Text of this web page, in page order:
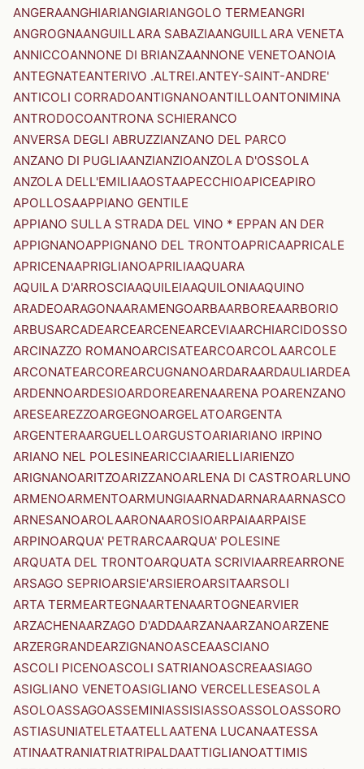
ANGERAANGHIARIANGIARIANGOLO TERMEANGRI
ANGROGNAANGUILLARA SABAZIAANGUILLARA VENETA
ANNICCOANNONE DI BRIANZAANNONE VENETOANOIA
ANTEGNATEANTERIVO .ALTREI.ANTEY-SAINT-ANDRE'
ANTICOLI CORRADOANTIGNANOANTILLOANTONIMINA
ANTRODOCOANTRONA SCHIERANCO
ANVERSA DEGLI ABRUZZIANZANO DEL PARCO
ANZANO DI PUGLIAANZIANZIOANZOLA D'OSSOLA
ANZOLA DELL'EMILIAAOSTAAPECCHIOAPICEAPIRO
APOLLOSAAPPIANO GENTILE
APPIANO SULLA STRADA DEL VINO * EPPAN AN DER
APPIGNANOAPPIGNANO DEL TRONTOAPRICAAPRICALE
APRICENAAPRIGLIANOAPRILIAAQUARA
AQUILA D'ARROSCIAAQUILEIAAQUILONIAAQUINO
ARADEOARAGONAARAMENGOARBAARBOREAARBORIO
ARBUSARCADEARCEARCENEARCEVIAARCHIARCIDOSSO
ARCINAZZO ROMANOARCISATEARCOARCOLAARCOLE
ARCONATEARCOREARCUGNANOARDARAARDAULIARDEA
ARDENNOARDESIOARDOREARENAARENA POARENZANO
ARESEAREZZOARGEGNOARGELATOARGENTA
ARGENTERAARGUELLOARGUSTOARIARIANO IRPINO
ARIANO NEL POLESINEARICCIAARIELLIARIENZO
ARIGNANOARITZOARIZZANOARLENA DI CASTROARLUNO
ARMENOARMENTOARMUNGIAARNADARNARAARNASCO
ARNESANOAROLAARONAAROSIOARPAIAARPAISE
ARPINOARQUA' PETRARCAARQUA' POLESINE
ARQUATA DEL TRONTOARQUATA SCRIVIAARREARRONE
ARSAGO SEPRIOARSIE'ARSIEROARSITAARSOLI
ARTA TERMEARTEGNAARTENAARTOGNEARVIER
ARZACHENAARZAGO D'ADDAARZANAARZANOARZENE
ARZERGRANDEARZIGNANOASCEAASCIANO
ASCOLI PICENOASCOLI SATRIANOASCREAASIAGO
ASIGLIANO VENETOASIGLIANO VERCELLESEASOLA
ASOLOASSAGOASSEMINIASSISIASSOASSOLOASSORO
ASTIASUNIATELETAATELLAATENA LUCANAATESSA
ATINAATRANIATRIATRIPALDAATTIGLIANOATTIMIS